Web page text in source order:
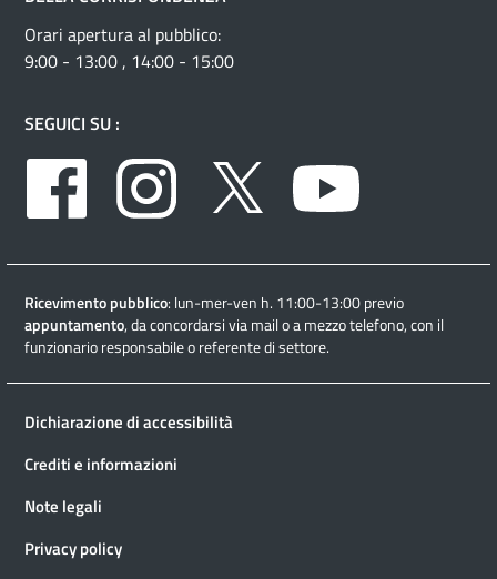
Orari apertura al pubblico:
9:00 - 13:00 , 14:00 - 15:00
SEGUICI SU :
Facebook
Instagram Twitter
Ricevimento pubblico: lun-mer-ven h. 11:00-13:00 previo
appuntamento, da concordarsi via mail o a mezzo telefono, con il
funzionario responsabile o referente di settore.
Dichiarazione di accessibilità
Crediti e informazioni
Note legali
Privacy policy